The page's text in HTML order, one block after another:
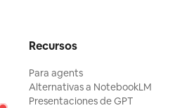
Recursos
Para agents
Alternativas a NotebookLM
Presentaciones de GPT